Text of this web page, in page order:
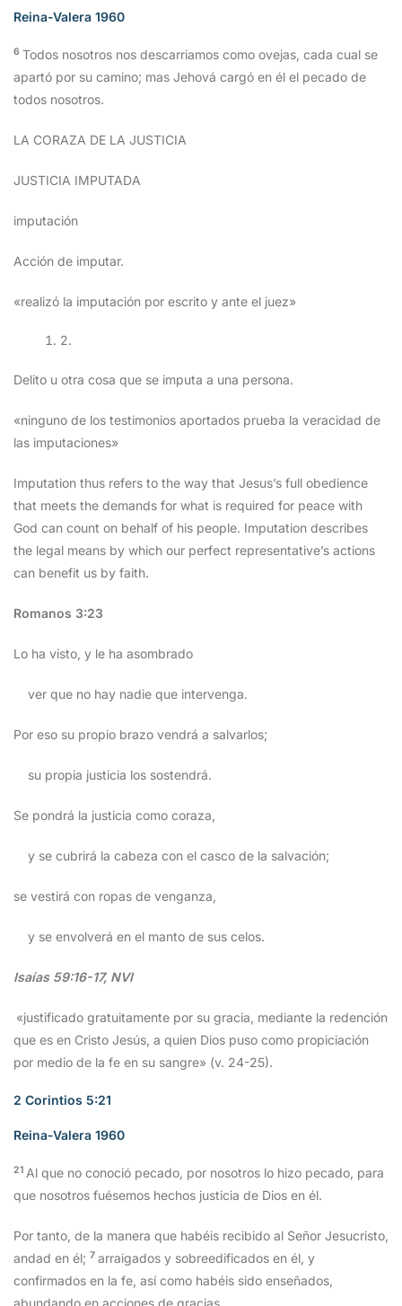
Reina-Valera 1960
6 Todos nosotros nos descarriamos como ovejas, cada cual se
apartó por su camino; mas Jehová cargó en él el pecado de
todos nosotros.
LA CORAZA DE LA JUSTICIA
JUSTICIA IMPUTADA
imputación
Acción de imputar.
«realizó la imputación por escrito y ante el juez»
2.
Delito u otra cosa que se imputa a una persona.
«ninguno de los testimonios aportados prueba la veracidad de
las imputaciones»
Imputation thus refers to the way that Jesus’s full obedience
that meets the demands for what is required for peace with
God can count on behalf of his people. Imputation describes
the legal means by which our perfect representative’s actions
can benefit us by faith.
Romanos 3:23
Lo ha visto, y le ha asombrado
ver que no hay nadie que intervenga.
Por eso su propio brazo vendrá a salvarlos;
su propia justicia los sostendrá.
Se pondrá la justicia como coraza,
y se cubrirá la cabeza con el casco de la salvación;
se vestirá con ropas de venganza,
y se envolverá en el manto de sus celos.
Isaías 59:16-17, NVI
«justificado gratuitamente por su gracia, mediante la redención
que es en Cristo Jesús, a quien Dios puso como propiciación
por medio de la fe en su sangre» (v. 24-25).
2 Corintios 5:21
Reina-Valera 1960
21 Al que no conoció pecado, por nosotros lo hizo pecado, para
que nosotros fuésemos hechos justicia de Dios en él.
Por tanto, de la manera que habéis recibido al Señor Jesucristo,
andad en él; 7 arraigados y sobreedificados en él, y
confirmados en la fe, así como habéis sido enseñados,